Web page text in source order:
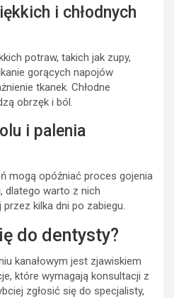
i chłodnych
potraw, takich jak zupy,
gorących napojów
tkanek. Chłodne
obrzęk i ból.
i palenia
mogą opóźniać proces gojenia
dlatego warto z nich
kilka dni po zabiegu.
do dentysty?
kanałowym jest zjawiskiem
które wymagają konsultacji z
zgłosić się do specjalisty,